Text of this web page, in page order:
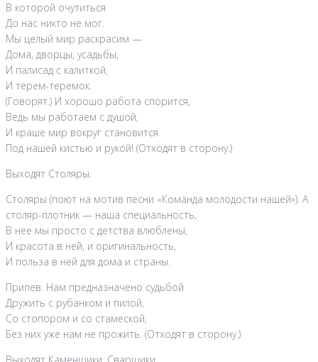
В которой очутиться
До нас никто не мог.
Мы целый мир раскрасим —
Дома, дворцы, усадьбы,
И палисад с калиткой,
И терем-теремок.
(Говорят.) И хорошо работа спорится,
Ведь мы работаем с душой,
И краше мир вокруг становится
Под нашей кистью и рукой! (Отходят в сторону.)
Выходят Столяры.
Столяры (поют на мотив песни «Команда молодости нашей»). А
столяр-плотник — наша специальность,
В нее мы просто с детства влюблены,
И красота в ней, и оригинальность,
И польза в ней для дома и страны.
Припев. Нам предназначено судьбой
Дружить с рубанком и пилой,
Со стопором и со стамеской,
Без них уже нам не прожить. (Отходят в сторону.)